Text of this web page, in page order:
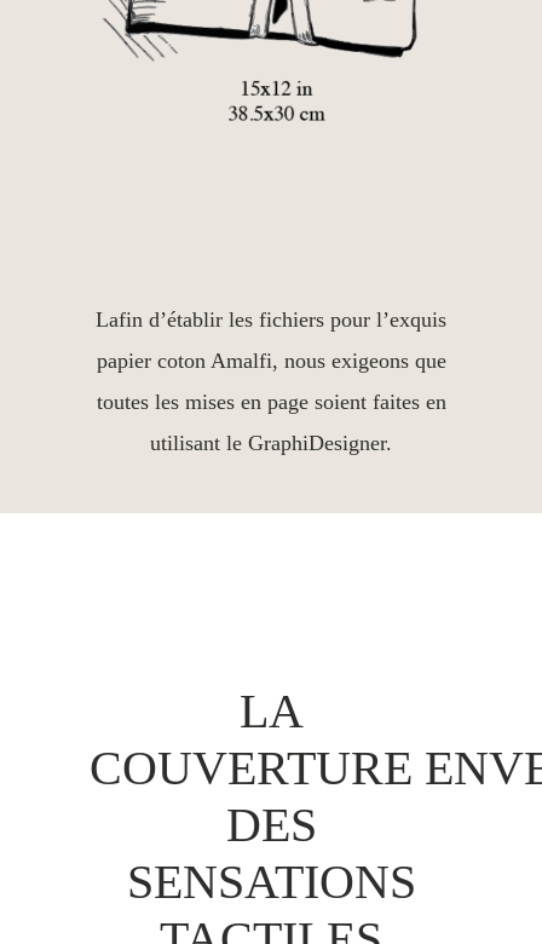
Lafin d’établir les fichiers pour l’exquis
papier coton Amalfi, nous exigeons que
toutes les mises en page soient faites en
utilisant le GraphiDesigner.
LA
COUVERTURE
DES
SENSATIONS